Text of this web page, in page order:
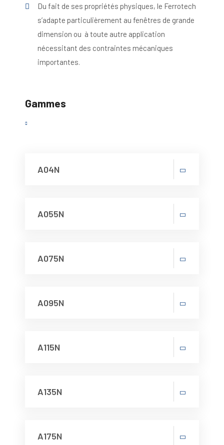
Du fait de ses propriétés physiques, le Ferrotech
s’adapte particulièrement au fenêtres de grande
dimension ou à toute autre application
nécessitant des contraintes mécaniques
importantes.
Gammes
A04N
A055N
A075N
A095N
A115N
A135N
A175N